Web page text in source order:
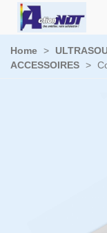
Home >
ACCESSOIRES >